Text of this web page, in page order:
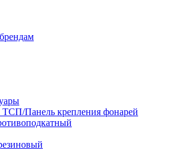
ТСП/Панель крепления фонарей